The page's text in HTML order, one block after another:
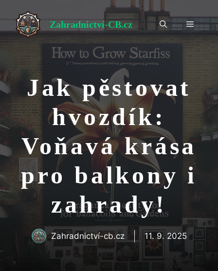
na
obsah
Zahradnictví-CB.cz Menu
Jak pěstovat
hvozdík:
Voňavá krása
pro balkony i
zahrady!
Zahradnictví-cb.cz 11. 9. 2025